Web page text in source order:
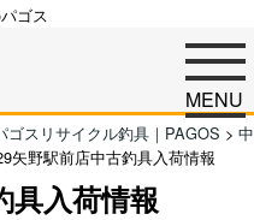
ゴス
MENU
スリサイクル釣具｜PAGOS > 中
矢野駅前店中古釣具入荷情報
具入荷情報